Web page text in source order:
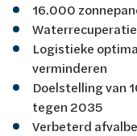
16.000
Logistieke
verminderen
Doelstelling van
tegen 2035
Verbeterd